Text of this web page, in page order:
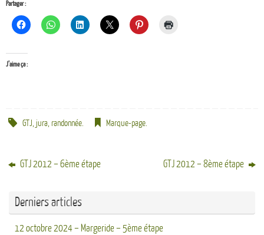
Partager :
J’aime ça :
GTJ, jura,randonnée. Marque-page.
GTJ 2012 – 6ème étape GTJ 2012 – 8ème étape
Derniers articles
12 octobre 2024 – Margeride – 5ème étape